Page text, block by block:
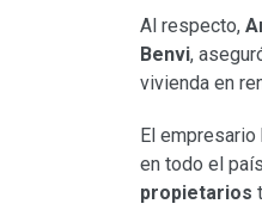
Al respecto,
Benvi,
vivienda en
El
en todo el
propietarios